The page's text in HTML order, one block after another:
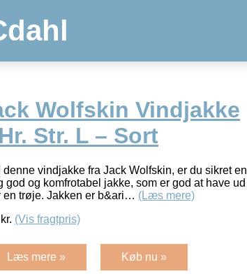
Wolfskin Vindjakke
Str. L – Sort
denne vindjakke fra Jack Wolfskin, er du sikret en
god og komfrotabel jakke, som er god at have ud
en trøje. Jakken er b&ari… (Læs mere)
kr. (Vis fragtpris)
Læs mere » Køb nu »